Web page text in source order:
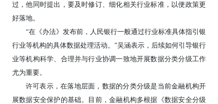
过，他同时提出，要及时修订、细化相关行业标准，以便政策更
好落地。
“在《办法》发布前，人民银行一般通过行业标准具体指引银
行业等机构的具体数据处理活动。”吴涵表示，后续如何引导银行
业等机构科学、合理并与行业协调一致地开展数据分类分级工作
尤为重要。
许可表示，在落地层面，数据的分类分级是当前金融机构开
展数据安全保护的基础。目前，金融机构多根据《数据安全分级